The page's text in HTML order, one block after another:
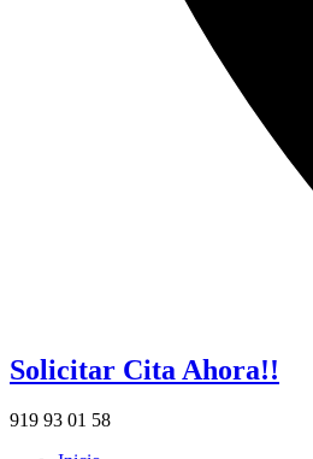
Solicitar Cita Ahora!!
919 93 01 58